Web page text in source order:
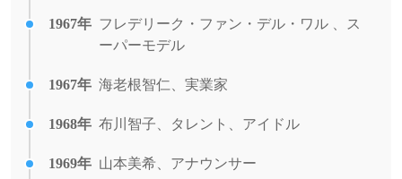
1967年 フレデリーク・ファン・デル・ワル 、ス
ーパーモデル
1967年 海老根智仁、実業家
1968年 布川智子、タレント、アイドル
1969年 山本美希、アナウンサー